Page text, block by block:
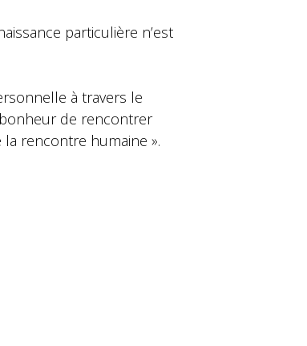
particulière n’est
à travers le
de rencontrer
la rencontre humaine ».